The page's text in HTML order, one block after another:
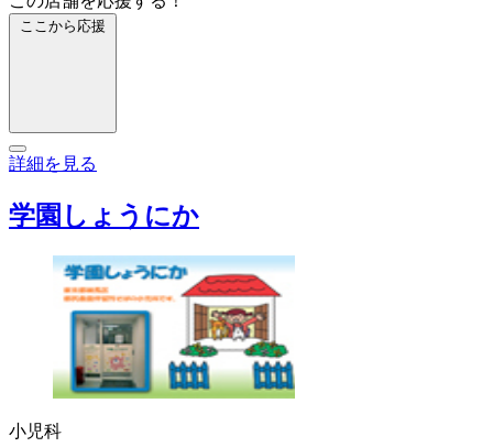
ここから応援
詳細を見る
学園しょうにか
小児科